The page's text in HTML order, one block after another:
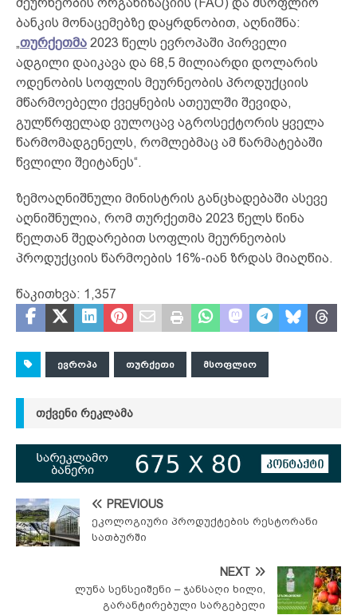
ბანკის მონაცემებზე დაყრდნობით, აღნიშნა:
„თურქეთმა 2023 წელს ევროპაში პირველი
ადგილი დაიკავა და 68,5 მილიარდი დოლარის
ოდენობის სოფლის მეურნეობის პროდუქციის
მწარმოებელი ქვეყნების ათეულში შევიდა,
გულწრფელად ვულოცავ აგროსექტორის ყველა
წარმომადგენელს, რომლებმაც ამ წარმატებაში
წვლილი შეიტანეს“.
ზემოაღნიშნული მინისტრის განცხადებაში ასევე
აღნიშნულია, რომ თურქეთმა 2023 წელს წინა
წელთან შედარებით სოფლის მეურნეობის
პროდუქციის წარმოების 16%-იან ზრდას მიაღწია.
წაკითხვა: 1,357
ᲔᲕᲠᲝᲞᲐ ᲗᲣᲠᲥᲔᲗᲘ ᲛᲡᲝᲤᲚᲘᲝ
ᲗᲥᲕᲔᲜᲘ ᲠᲔᲙᲚᲐᲛᲐ
PREVIOUS
ეკოლოგიური პროდუქტების რესტორანი
სათბურში
NEXT
ლუნა სენსეიშენი – ჯანსაღი ხილი,
გარანტირებული სარგებელი